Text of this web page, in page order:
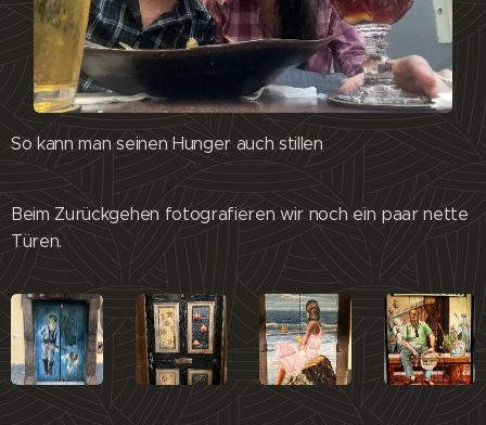
So kann man seinen Hunger auch stillen 😊
Beim Zurückgehen fotografieren wir noch ein paar nette
Türen.